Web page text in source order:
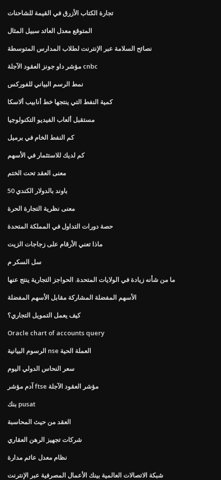
تجارة الكتاب الأزرق في القيمة للشاحنات
المتوقع معدل العائد سبيل المثال
نصائح السلامة عبر الإنترنت لطلاب المدارس المتوسطة
مؤشر داو جونز العقود الآجلة cnbc
نمط الرسم البياني للفوركس
كمية النفط التي ينتجها خط أنابيب ألاسكا
مستقبل ألعاب الفيديو التكنولوجيا
كم النفط الخام في برميل
كم لديك للاستثمار في الأسهم
معنى العقد تحت الختم
50 باوند بالدولار الكندي
معنى نظرية التجارة الحرة
حصة دورات التداول في المملكة المتحدة
ماذا تعني الأرقام على زجاجات الزيت
سل السكر م
ما من شأنه زيادة في الولايات المتحدة. الحواجز التجارية ينتج عنها
الأسهم المفضلة المشاركة مقابل الأسهم المفضلة
كيف يعمل التمويل التجاري؟
Oracle chart of accounts query
الرسوم البيانية nse العملة الحية
سعر النحاس الدولي اليوم
آدم مؤشر ftse مؤشر العقود الآجلة
بنك pusat
العقد من حيث المحاسبة
شركات تجهيز الرهن العقاري
نظام معدل عائم مدارة
شبكة الاتصالات العالمية بينك الأعمال المصرفية عبر الإنترنت